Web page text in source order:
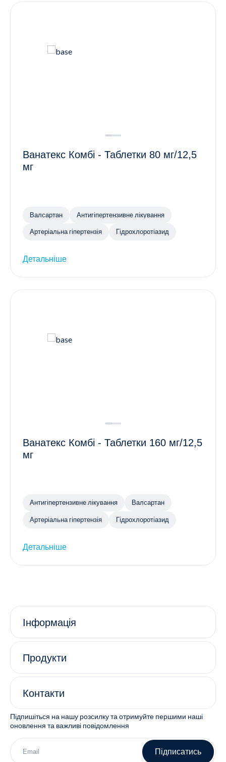
Ванатекс Комбі - Таблетки 80 мг/12,5
мг
Валсартан Антигіпертензивне лікування
Артеріальна гіпертензія Гідрохлоротіазид
Детальніше
Ванатекс Комбі - Таблетки 160 мг/12,5
мг
Антигіпертензивне лікування Валсартан
Артеріальна гіпертензія Гідрохлоротіазид
Детальніше
Інформація
Продукти
Контакти
Підпишіться на нашу розсилку та отримуйте першими наші
оновлення та важливі повідомлення
Підписатись